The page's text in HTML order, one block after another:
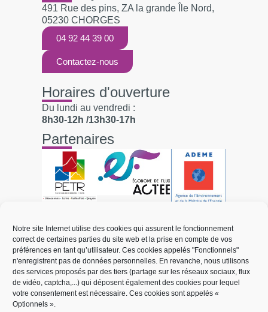
Notre site Internet utilise des cookies qui assurent le fonctionnement
correct de certaines parties du site web et la prise en compte de vos
préférences en tant qu’utilisateur. Ces cookies appelés "Fonctionnels"
n'enregistrent pas de données personnelles. En revanche, nous utilisons
des services proposés par des tiers (partage sur les réseaux sociaux, flux
de vidéo, captcha,...) qui déposent également des cookies pour lequel
votre consentement est nécessaire. Ces cookies sont appelés «
Optionnels ».
491 Rue des pins, ZA la grande Île Nord,
05230 CHORGES
04 92 44 39 00
Contactez-nous
Horaires d'ouverture
Du lundi au vendredi :
8h30-12h /13h30-17h
Partenaires
Liens utiles
Électricité et réseaux
Mobilité électrique
Énergies renouvelables